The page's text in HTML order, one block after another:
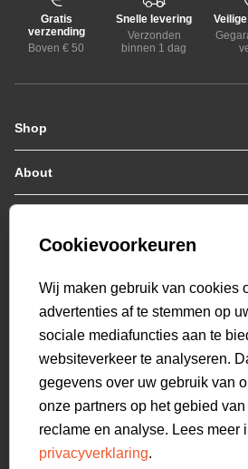
Gratis
verzending
Boven € 50
Snelle levering
Verzonden
binnen 1 dag
Shop
Zomerjassen
Jassen / Coats
Colberts
Hoodies
Polo's
T-shirts
Overshirts
Overhemden
Sweatpants
Broeken
Short sweatpants
Shorts
About
Who we are
Genti X PSV
Bestellen & Betalen
Retourneren
Veelgestelde vragen
Mijn Account
beoordelingen
Cookievoorkeuren
Wij maken gebruik van cookies
advertenties af te stemmen op
sociale mediafuncties aan te
websiteverkeer te analyseren.
gegevens over uw gebruik van
onze partners op het gebied
reclame en analyse. Lees meer
privacyverklaring.